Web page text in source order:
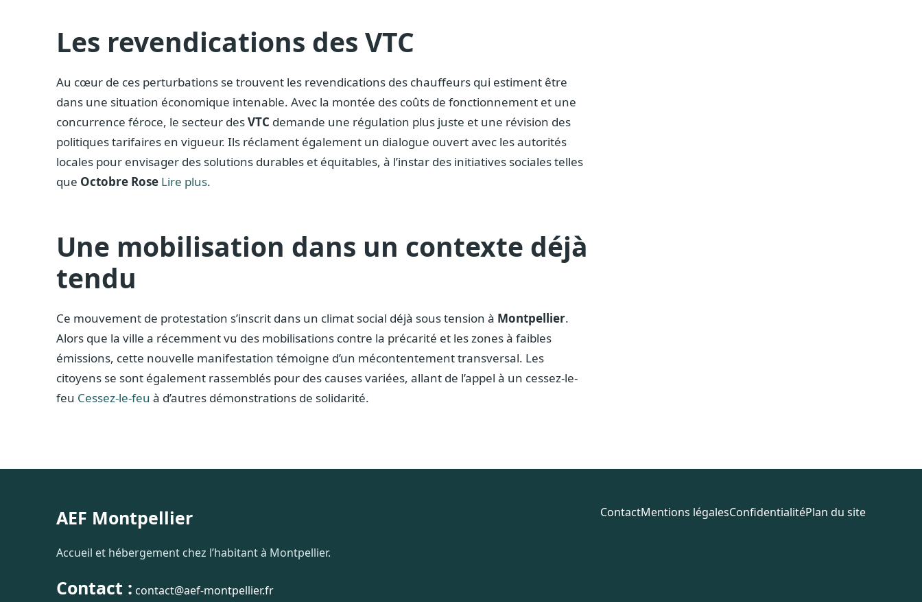
Les revendications des VTC
Au cœur de ces perturbations se trouvent les revendications des chauffeurs qui estiment être
dans une situation économique intenable. Avec la montée des coûts de fonctionnement et une
concurrence féroce, le secteur desVTC demande une régulation plus juste et une révision des
politiques tarifaires en vigueur. Ils réclament également un dialogue ouvert avec les autorités
locales pour envisager des solutions durables et équitables, à l’instar des initiatives sociales telles
que Octobre Rose Lire plus.
Une mobilisation dans un contexte déjà
tendu
Ce mouvement de protestation s’inscrit dans un climat social déjà sous tension à Montpellier.
Alors que la ville a récemment vu des mobilisations contre la précarité et les zones à faibles
émissions, cette nouvelle manifestation témoigne d’un mécontentement transversal. Les
citoyens se sont également rassemblés pour des causes variées, allant de l’appel à un cessez-le-
feu Cessez-le-feu à d’autres démonstrations de solidarité.
AEF Montpellier
Accueil et hébergement chez l’habitant à Montpellier.
Contact : contact@aef-montpellier.fr
ContactMentions légalesConfidentialitéPlan du site